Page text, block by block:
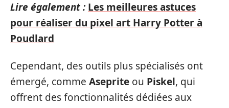
Lire également : Les meilleures astuces
pour réaliser du pixel art Harry Potter à
Poudlard
Cependant, des outils plus spécialisés ont
émergé, comme Aseprite ou Piskel, qui
offrent des fonctionnalités dédiées aux